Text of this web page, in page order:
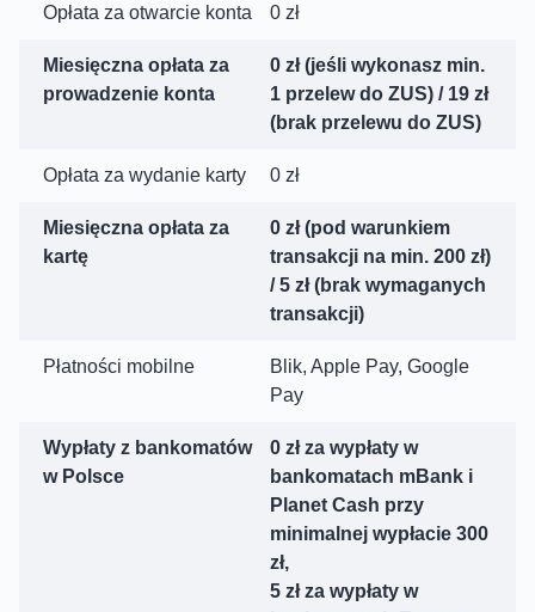
Opłata za otwarcie konta 0 zł
Miesięczna opłata za
prowadzenie konta
0 zł (jeśli wykonasz min.
1 przelew do ZUS) / 19 zł
(brak przelewu do ZUS)
Opłata za wydanie karty 0 zł
Miesięczna opłata za
kartę
0 zł (pod warunkiem
transakcji na min. 200 zł)
/ 5 zł (brak wymaganych
transakcji)
Płatności mobilne
Blik, Apple Pay, Google
Pay
Wypłaty z bankomatów
w Polsce
0 zł za wypłaty w
bankomatach mBank i
Planet Cash przy
minimalnej wypłacie 300
zł,
5 zł za wypłaty w